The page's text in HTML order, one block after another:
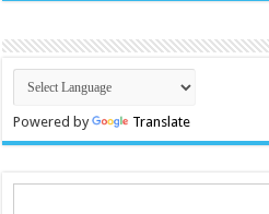
Powered by Translate